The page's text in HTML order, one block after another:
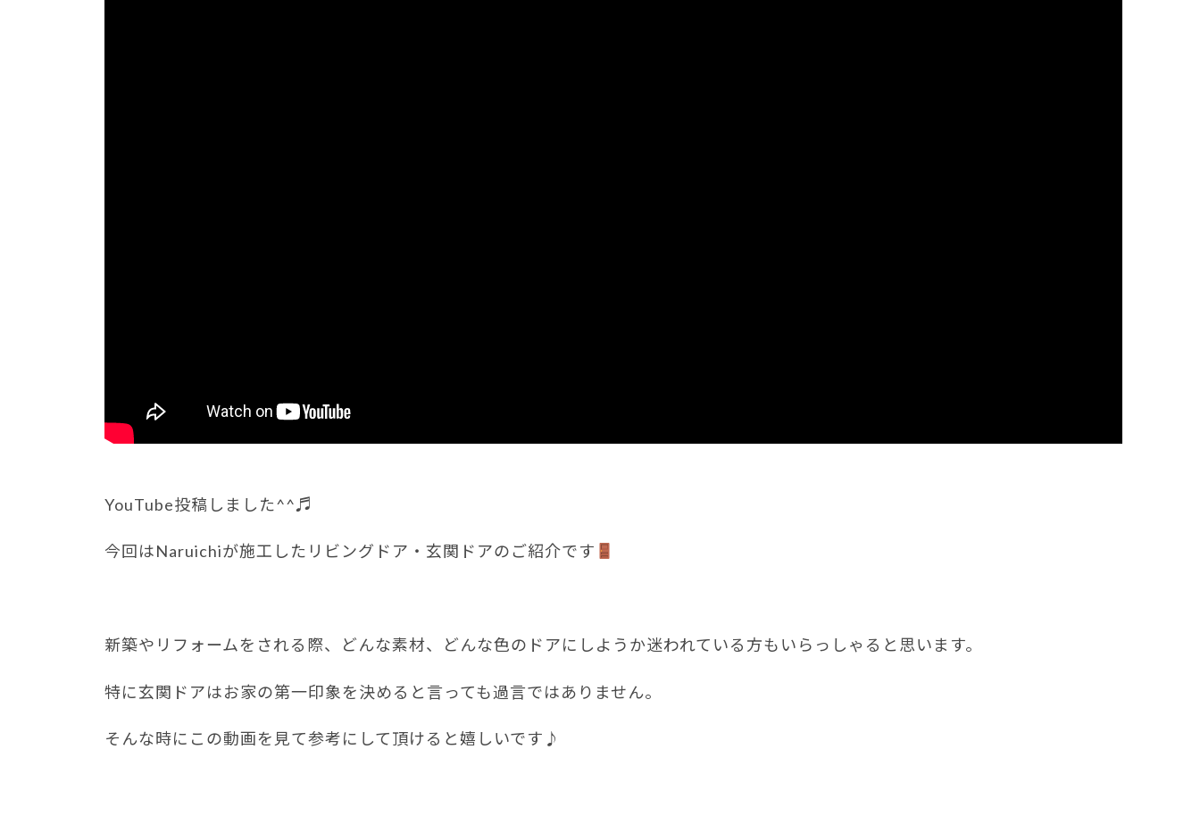
YouTube投稿しました^^♬
今回はNaruichiが施工したリビングドア・玄関ドアのご紹介です
新築やリフォームをされる際、どんな素材、どんな色のドアにしようか迷われている方もいらっしゃると思います。
特に玄関ドアはお家の第一印象を決めると言っても過言ではありません。
そんな時にこの動画を見て参考にして頂けると嬉しいです♪